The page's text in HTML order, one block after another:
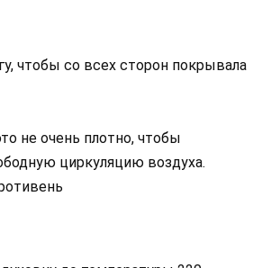
чтобы со всех сторон покрывала
не очень плотно, чтобы
циркуляцию воздуха.